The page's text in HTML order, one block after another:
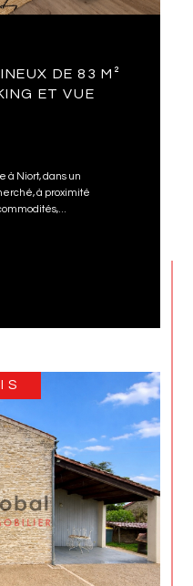
DE 83 M²
ET VUE
à Niort, dans un
à proximité